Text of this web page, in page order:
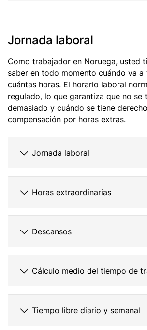
Jornada laboral
Como trabajador en Noruega, usted
saber en todo momento cuándo va a
cuántas horas. El horario laboral
regulado, lo que garantiza que no se
demasiado y cuándo se tiene
compensación por horas extras.
Jornada laboral
Horas extraordinarias
Descansos
Cálculo medio del tiempo de
Tiempo libre diario y semanal